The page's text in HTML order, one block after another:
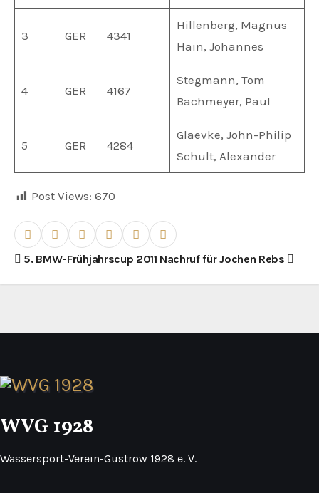
3 GER 4341
Hillenberg, Magnus
Hain, Johannes
4 GER 4167
Stegmann, Tom
Bachmeyer, Paul
5 GER 4284
Glaevke, John-Philip
Schult, Alexander
Post Views: 670
B
e
r
g
s
5. BMW-Frühjahrscup 2011 Nachruf für Jochen Rebs
WVG 1928
Wassersport-Verein-Güstrow 1928 e. V.